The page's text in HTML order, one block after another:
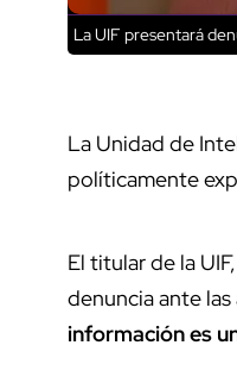
La UIF presentará
La Unidad de
políticamente
El titular de la
denuncia ante
información es